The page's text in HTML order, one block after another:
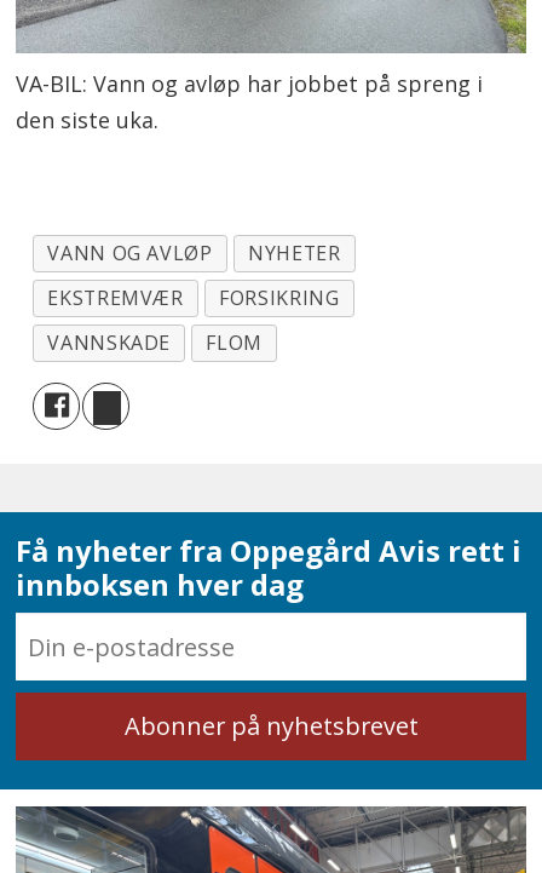
VA-BIL: Vann og avløp har jobbet på spreng i
den siste uka.
VANN OG AVLØP
NYHETER
EKSTREMVÆR
FORSIKRING
VANNSKADE
FLOM
Få nyheter fra Oppegård Avis rett i
innboksen hver dag